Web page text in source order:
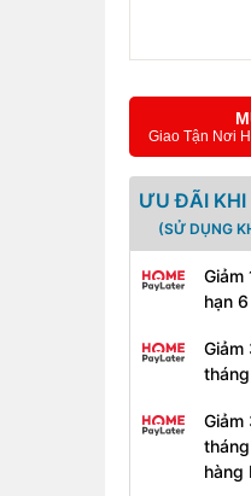
Giao Tận Nơi
ƯU ĐÃI KHI
(SỬ DỤNG
Giảm
hạn
Giảm
Giảm
hàng